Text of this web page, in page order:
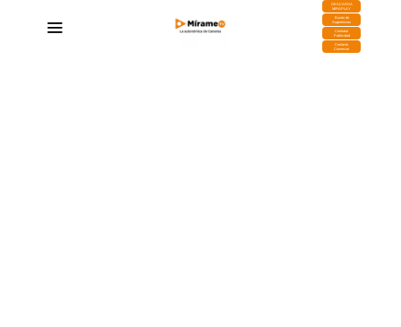
DESCARGA
MIRAPLAY
Buzón de
Sugerencias
Contratar
Publicidad
Contacto
Comercial